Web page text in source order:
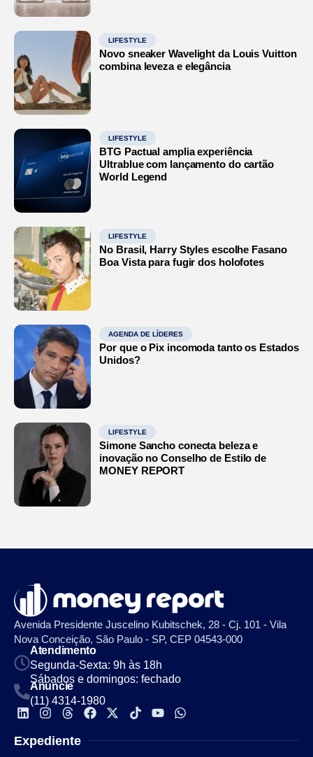
LIFESTYLE
Novo sneaker Wavelight da Louis Vuitton
combina leveza e elegância
LIFESTYLE
BTG Pactual amplia experiência
Ultrablue com lançamento do cartão
World Legend
LIFESTYLE
No Brasil, Harry Styles escolhe Fasano
Boa Vista para fugir dos holofotes
AGENDA DE LÍDERES
Por que o Pix incomoda tanto os Estados
Unidos?
LIFESTYLE
Simone Sancho conecta beleza e
inovação no Conselho de Estilo de
MONEY REPORT
Avenida Presidente Juscelino Kubitschek, 28 - Cj. 101 - Vila
Nova Conceição, São Paulo - SP, CEP 04543-000
Atendimento
Segunda-Sexta: 9h às 18h
Sábados e domingos: fechado
Anuncie
(11) 4314-1980
Expediente